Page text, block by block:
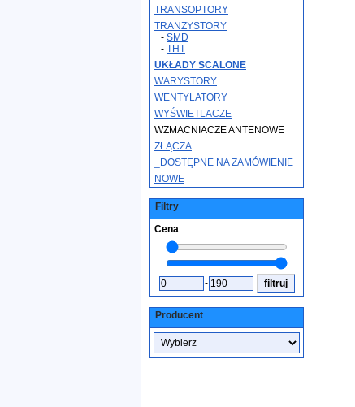
TRANSOPTORY
TRANZYSTORY
- SMD
- THT
UKŁADY SCALONE
WARYSTORY
WENTYLATORY
WYŚWIETLACZE
WZMACNIACZE ANTENOWE
ZŁĄCZA
_DOSTĘPNE NA ZAMÓWIENIE
NOWE
Filtry
Cena
-
Producent